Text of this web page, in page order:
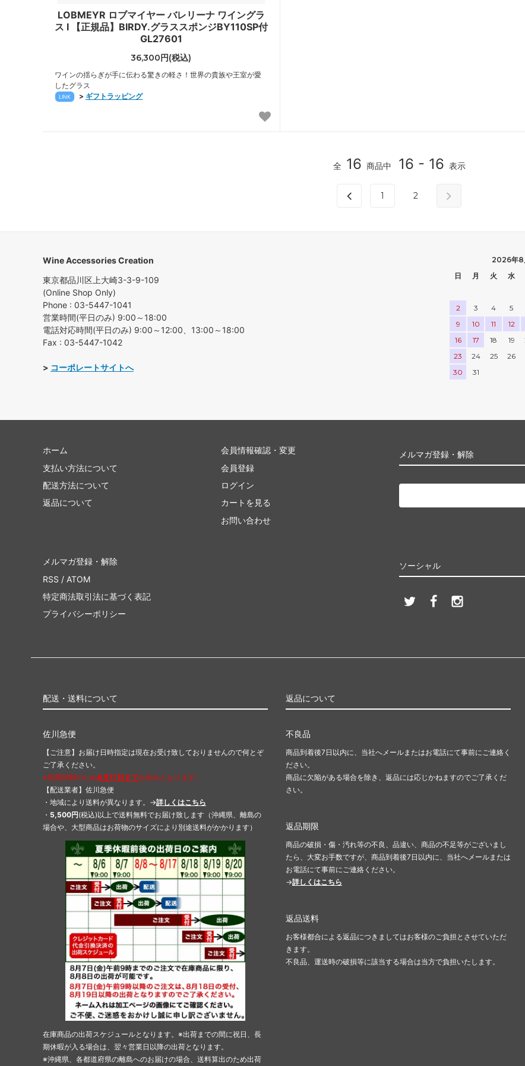
LOBMEYR ロブマイヤー バレリーナ ワイングラ
ス I 【正規品】BIRDY.グラススポンジBY110SP付
GL27601
36,300円(税込)
ワインの揺らぎが手に伝わる驚きの軽さ！世界の貴族や王室が愛
したグラス
LINK > ギフトラッピング
全 16 商品中 16 - 16 表示
1 2
Wine Accessories Creation
東京都品川区上大崎3-3-9-109
(Online Shop Only)
Phone : 03-5447-1041
営業時間(平日のみ) 9:00～18:00
電話対応時間(平日のみ) 9:00～12:00、13:00～18:00
Fax : 03-5447-1042
> コーポレートサイトへ
2026年8
日
月 火 水
2
3 4 5
9
10 11 12
16
17 18 19
23
24 25 26
30
31
メルマガ登録・解除
ホーム
支払い方法について
配送方法について
返品について
会員情報確認・変更
会員登録
ログイン
カートを見る
お問い合わせ
ソーシャル
メルマガ登録・解除
RSS / ATOM
特定商法取引法に基づく表記
プライバシーポリシー
配送・送料について
佐川急便
【ご注意】お届け日時指定は現在お受け致しておりませんので何とぞ
ご了承ください。
※長期休暇のため8月17日までお休みとなります。
【配送業者】佐川急便
・地域により送料が異なります。→詳しくはこちら
・ 5,500円(税込)以上で送料無料でお届け致します（沖縄県、離島の
場合や、大型商品はお荷物のサイズにより別途送料がかかります）
在庫商品の出荷スケジュールとなります。※出荷までの間に祝日、長
期休暇が入る場合は、翌々営業日以降の出荷となります。
※沖縄県、各都道府県の離島へのお届けの場合、送料算出のため出荷
返品について
不良品
商品到着後7日以内に、当社へメールまたはお電話にて事前にご連絡く
ださい。
商品に欠陥がある場合を除き、返品には応じかねますのでご了承くだ
さい。
返品期限
商品の破損・傷・汚れ等の不良、品違い、商品の不足等がございまし
たら、大変お手数ですが、商品到着後7日以内に、当社へメールまたは
お電話にて事前にご連絡ください。
→詳しくはこちら
返品送料
お客様都合による返品につきましてはお客様のご負担とさせていただ
きます。
不良品、運送時の破損等に該当する場合は当方で負担いたします。